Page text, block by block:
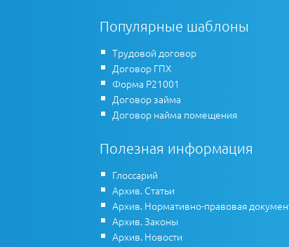
Популярные шаблоны
Трудовой договор
Договор ГПХ
Форма Р21001
Договор займа
Договор найма помещения
Полезная информация
Глоссарий
Архив. Статьи
Архив. Нормативно-правовая
Архив. Законы
Архив. Новости